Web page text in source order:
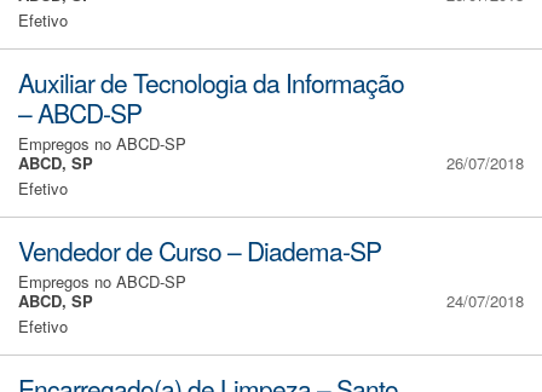
Efetivo
Auxiliar de Tecnologia da Informação
– ABCD-SP
Empregos no ABCD-SP
ABCD, SP
Efetivo
26/07/2018
Vendedor de Curso – Diadema-SP
Empregos no ABCD-SP
ABCD, SP
Efetivo
24/07/2018